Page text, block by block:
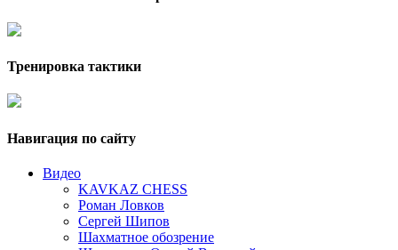
Тренировка тактики
Навигация по сайту
Видео
KAVKAZ CHESS
Роман Ловков
Сергей Шипов
Шахматное обозрение